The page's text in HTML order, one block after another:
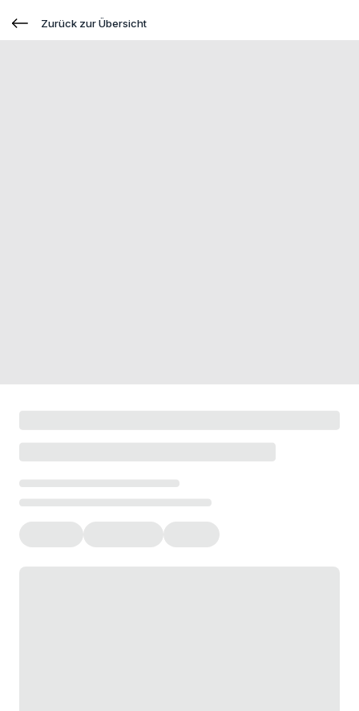
Zurück zur Übersicht